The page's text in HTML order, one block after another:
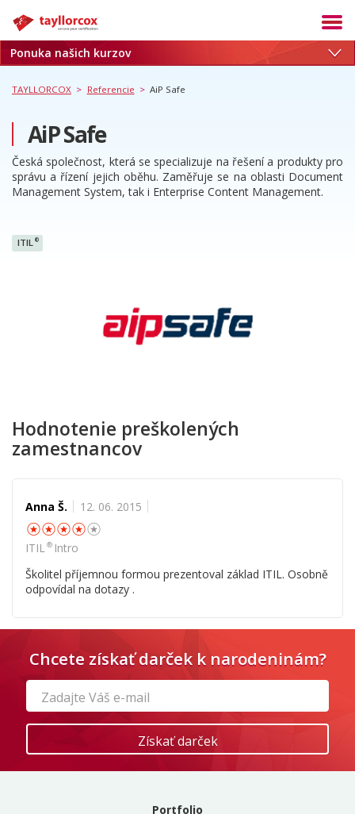
Akadémia
Termíny
Služby
Kariéra
Blog
Referencie
Ponuka našich kurzov
TAYLLORCOX > Referencie > AiP Safe
AiP Safe
Česká společnost, která se specializuje na řešení a produkty pro
správu a řízení jejich oběhu. Zaměřuje se na oblasti Document
Management System, tak i Enterprise Content Management.
ITIL ®
Hodnotenie preškolených
zamestnancov
Anna Š. 12. 06. 2015
☆☆☆☆
ITIL®Intro
Školitel příjemnou formou prezentoval základ ITIL. Osobně
odpovídal na dotazy .
Chcete získať darček k narodeninám?
Portfolio